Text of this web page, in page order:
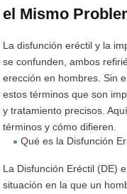
el Mismo
La disfunción eréctil y la
se confunden, ambos
erección en hombres. Sin
estos términos que son
y tratamiento precisos.
términos y cómo difieren.
Qué es la Disfunción
La Disfunción Eréctil (DE)
situación en la que un